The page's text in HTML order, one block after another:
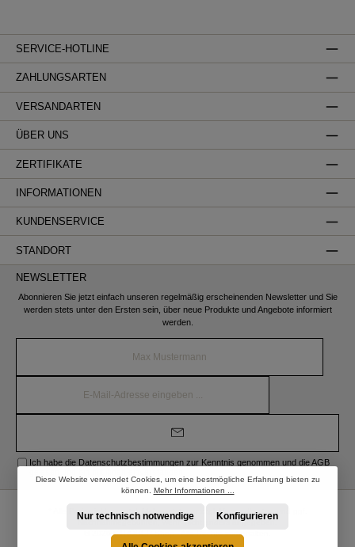
SERVICE-HOTLINE
ZAHLUNGSARTEN
VERSANDARTEN
ÜBER UNS
ZERTIFIKATE
INFORMATIONEN
KUNDENSERVICE
STANDORT
NEWSLETTER
Abonnieren Sie jetzt einfach unseren regelmäßig erscheinenden Newsletter und Sie
werden stets unter den Ersten sein, über neue Produkte und Angebote informiert
werden.
Mail-
Ich habe die Datenschutzbestimmungen zur Kenntnis genommen und dieAGB
* Alle Preise inkl. gesetzl. Mehrwertsteuer zzgl.Versandkosten
Nachnahmegebühren, wenn nicht anders angegeben.
© 2026 STRÖBER Shop - Alle Rechte vorbehalten.
Diese Website verwendet Cookies, um eine bestmögliche Erfahrung bieten zu
können. Mehr Informationen ...
Nur technisch notwendige Konfigurieren